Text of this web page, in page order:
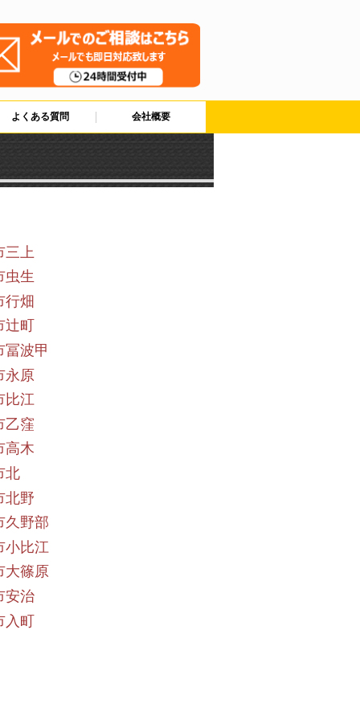
よくある質問 会社概要
三上
虫生
行畑
町
冨波甲
永原
比江
乙窪
高木
北
北野
久野部
小比江
大篠原
安治
入町